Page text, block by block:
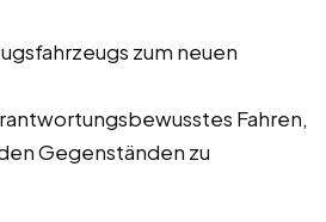
zum neuen
Fahren,
Gegenständen zu